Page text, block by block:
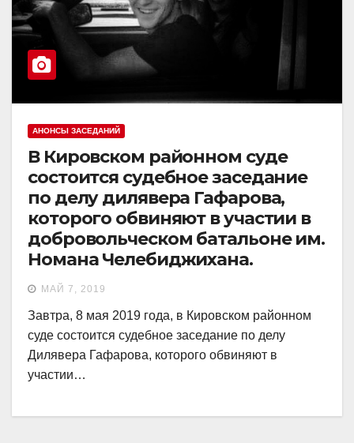
АНОНСЫ ЗАСЕДАНИЙ
В Кировском районном суде
состоится судебное заседание
по делу дилявера Гафарова,
которого обвиняют в участии в
добровольческом батальоне им.
Номана Челебиджихана.
МАЙ 7, 2019
Завтра, 8 мая 2019 года, в Кировском районном
суде состоится судебное заседание по делу
Дилявера Гафарова, которого обвиняют в
участии…